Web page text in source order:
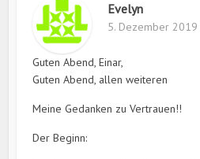
Evelyn
5. Dezember
Guten Abend, Einar,
Guten Abend, allen weiteren
Meine Gedanken zu Vertrauen!!
Der Beginn: